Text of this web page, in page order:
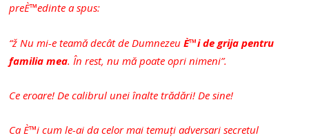
preÈ™edinte a spus:
“ž Nu mi-e teamă decât de DumnezeuÈ™i de grija pentru
familia mea. În rest, nu mă poate opri nimeni”.
Ce eroare! De calibrul unei înalte trădări! De sine!
Ca È™i cum le-ai da celor mai temuți adversari secretul